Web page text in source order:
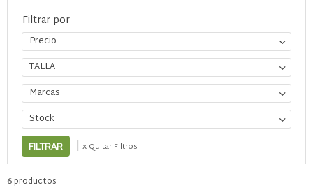
Filtrar por
Precio
TALLA
Marcas
Stock
| x Quitar Filtros
6 productos